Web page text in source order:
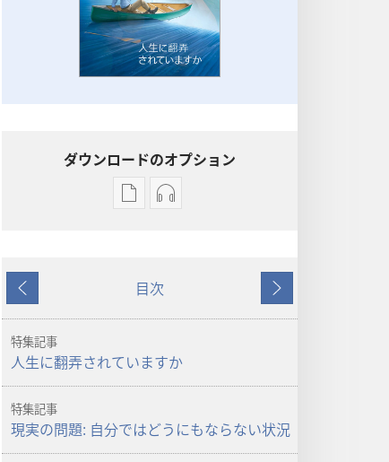
ダウンロードのオプション
出
ダ
ウ
ロー
ド
プ
ショ
オー
ウ
ロー
ド
プ
ショ
戻
る
目次
次
へ
特集記事
人生に翻弄されていますか
特集記事
現実の問題: 自分ではどうにもならない状況